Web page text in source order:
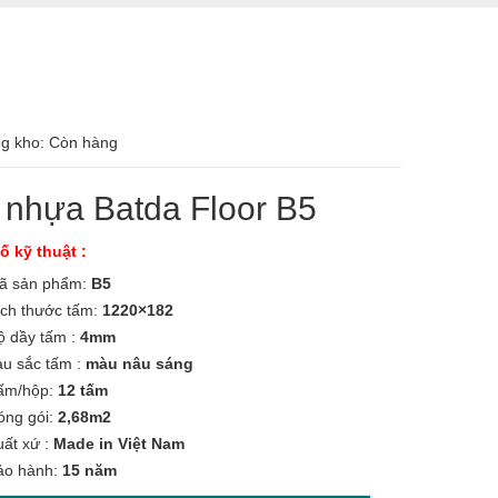
kho: Còn hàng
Batda Floor B5
kỹ thuật :
sản phẩm: B5
thước tấm: 1220×182
dầy tấm :4mm
sắc tấm : màu nâu sáng
hộp: 12 tấm
gói:2,68m2
xứ : Made in Việt Nam
hành: 15 năm